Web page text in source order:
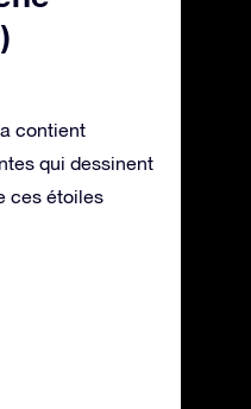
contient
qui dessinent
ces étoiles